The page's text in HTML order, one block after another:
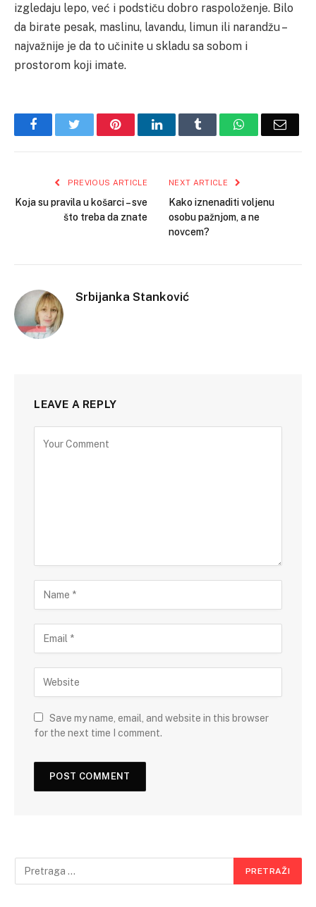
izgledaju lepo, već i podstiču dobro raspoloženje. Bilo
da birate pesak, maslinu, lavandu, limun ili narandžu –
najvažnije je da to učinite u skladu sa sobom i
prostorom koji imate.
FacebookTwitter PinterestLinkedInTumblr WhatsAppEmail
PREVIOUS ARTICLE
Koja su pravila u košarci – sve
što treba da znate
NEXT ARTICLE
Kako iznenaditi voljenu
osobu pažnjom, a ne
novcem?
Srbijanka Stanković
LEAVE A REPLY
Save my name, email, and website in this browser
for the next time I comment.